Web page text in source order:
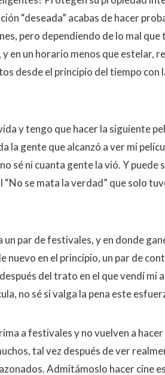
“deseada” acabas de hacer
pero dependiendo de lo mal que
en un horario menos que estelar,
desde el principio del tiempo con
y tengo que hacer la siguiente
la gente que alcanzó a ver mi
sé ni cuanta gente la vió. Y puede
se mata la verdad” que solo
par de festivales, y en donde
nuevo en el principio, un par de
del trato en el que vendí mi
no sé si valga la pena este
a festivales y no vuelven a hacer
tal vez después de ver
Admitámoslo hacer cine